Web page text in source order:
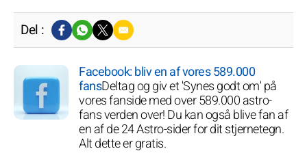
Del :
Facebook: bliv en af vores 589.000
fansDeltag og giv et 'Synes godt om' på
vores fanside med over 589.000 astro-
fans verden over! Du kan også blive fan af
en af de 24 Astro-sider for dit stjernetegn.
Alt dette er gratis.